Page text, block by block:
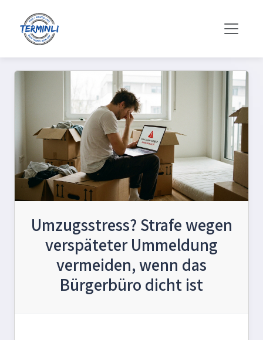
Umzugsstress? Strafe wegen
verspäteter Ummeldung
vermeiden, wenn das
Bürgerbüro dicht ist